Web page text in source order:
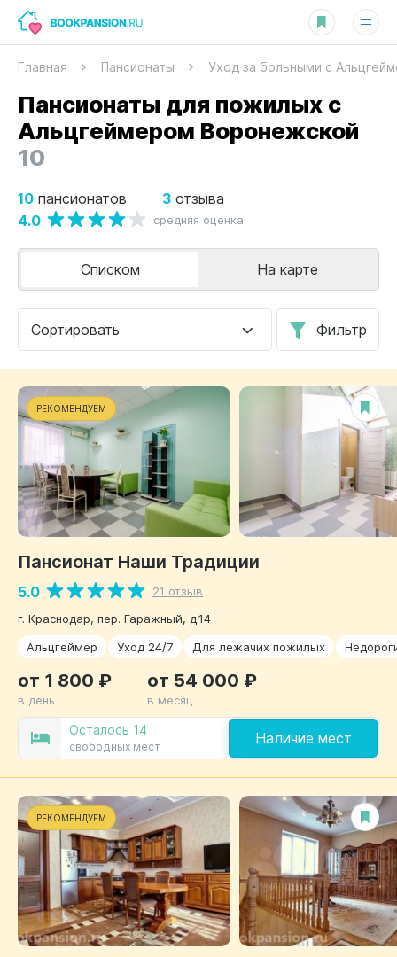
Главная Пансионаты Уход за больными с
Пансионаты для пожилых с
Альцгеймером Воронежской
10
10 пансионатов 3 отзыва
4.0 средняя оценка
Сортировать Фильтр
Списком На карте
РЕКОМЕНДУЕМ
Пансионат Наши Традиции
5.0
21 отзыв
г. Краснодар, пер. Гаражный, д.14
Альцгеймер
Уход 24/7 Для лежачих пожилых
Осталось 14
свободных мест Наличие мест
от 1 800 ₽
в день
от 54 000 ₽
в месяц
РЕКОМЕНДУЕМ